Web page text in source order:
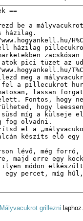
Mályvacukrot grillezni laphoz.